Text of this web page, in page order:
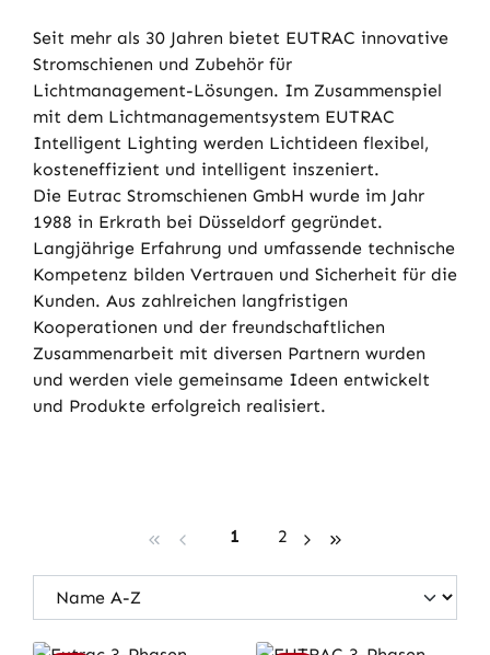
Seit mehr als 30 Jahren bietet EUTRAC innovative
Stromschienen und Zubehör für
Lichtmanagement-Lösungen. Im Zusammenspiel
mit dem Lichtmanagementsystem EUTRAC
Intelligent Lighting werden Lichtideen flexibel,
kosteneffizient und intelligent inszeniert.
Die Eutrac Stromschienen GmbH wurde im Jahr
1988 in Erkrath bei Düsseldorf gegründet.
Langjährige Erfahrung und umfassende technische
Kompetenz bilden Vertrauen und Sicherheit für die
Kunden. Aus zahlreichen langfristigen
Kooperationen und der freundschaftlichen
Zusammenarbeit mit diversen Partnern wurden
und werden viele gemeinsame Ideen entwickelt
und Produkte erfolgreich realisiert.
Seite
1 Seite
2